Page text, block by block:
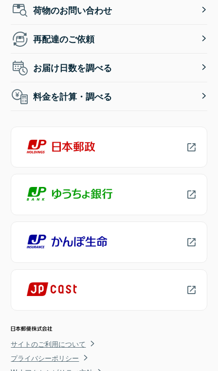
荷物のお問い合わせ
再配達のご依頼
お届け日数を調べる
料金を計算・調べる
サイトのご利用について
プライバシーポリシー